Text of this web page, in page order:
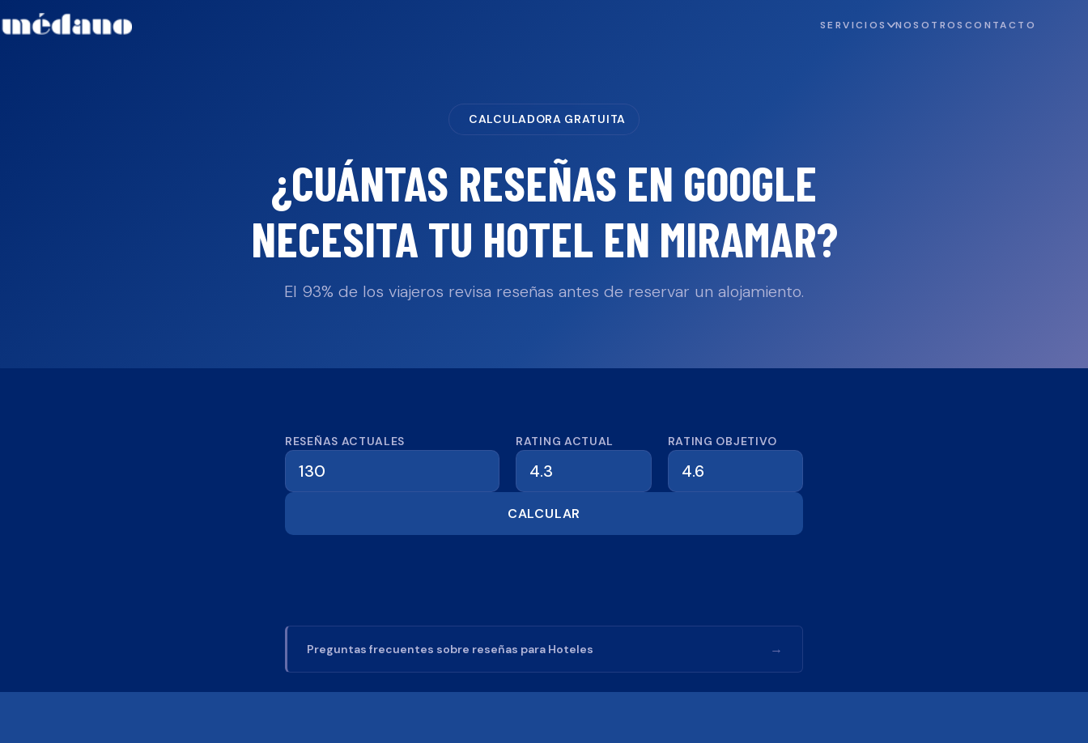
SERVICIOS NOSOTROS CONTACTO
CALCULADORA GRATUITA
¿CUÁNTAS RESEÑAS EN GOOGLE
NECESITA TU HOTEL EN MIRAMAR?
El 93% de los viajeros revisa reseñas antes de reservar un alojamiento.
Calculadora de reseñas
RESEÑAS ACTUALES RATING ACTUAL RATING OBJETIVO
CALCULAR
Preguntas frecuentes sobre reseñas para Hoteles →